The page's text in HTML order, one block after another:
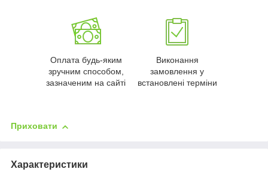
Оплата будь-яким
зручним способом,
зазначеним на сайті
Виконання
замовлення у
встановлені терміни
Приховати
Характеристики